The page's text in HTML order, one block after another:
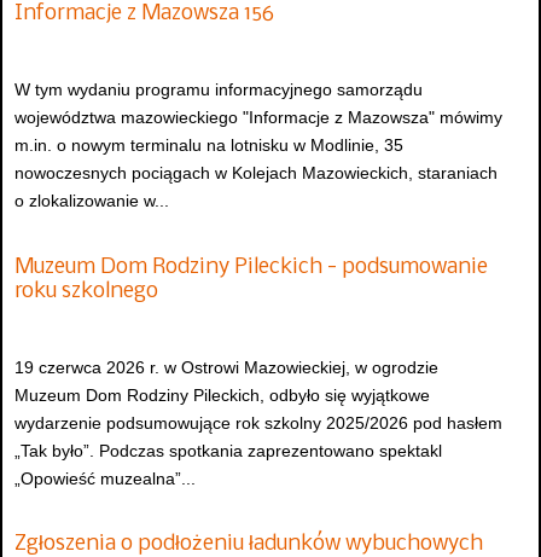
Informacje z Mazowsza 156
W tym wydaniu programu informacyjnego samorządu
województwa mazowieckiego "Informacje z Mazowsza" mówimy
m.in. o nowym terminalu na lotnisku w Modlinie, 35
nowoczesnych pociągach w Kolejach Mazowieckich, staraniach
o zlokalizowanie w...
Muzeum Dom Rodziny Pileckich - podsumowanie
roku szkolnego
19 czerwca 2026 r. w Ostrowi Mazowieckiej, w ogrodzie
Muzeum Dom Rodziny Pileckich, odbyło się wyjątkowe
wydarzenie podsumowujące rok szkolny 2025/2026 pod hasłem
„Tak było”. Podczas spotkania zaprezentowano spektakl
„Opowieść muzealna”...
Zgłoszenia o podłożeniu ładunków wybuchowych